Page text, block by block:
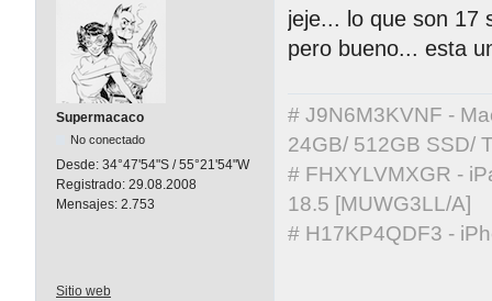
Supermacaco
No conectado
Desde: 34°47'54"S / 55°21'54"W
Registrado: 29.08.2008
Mensajes: 2.753
jeje... lo que son 17
pero bueno... esta
# J9N6M3KVNF -
24GB/ 512GB SSD/
# FHXYLVMXGR -
18.5 [MUWG3LL/A]
# H17KP4QDF3 -
Sitio web